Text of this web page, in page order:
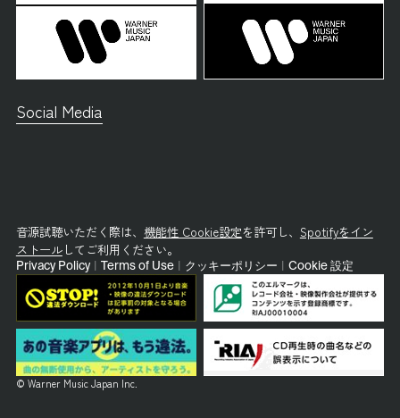
Social Media
音源試聴いただく際は、 機能性 Cookie設定を許可し、 Spotifyをイン
ストールしてご利用ください。
Privacy Policy Terms of Use クッキーポリシー Cookie 設定
© Warner Music Japan Inc.